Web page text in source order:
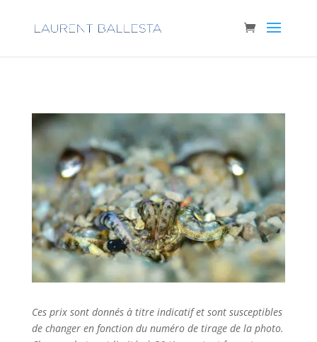
Ces prix sont donnés à titre indicatif et sont susceptibles
de changer en fonction du numéro de tirage de la photo.